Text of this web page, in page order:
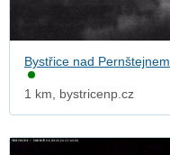
Bystřice nad Pernštejnem
1 km, bystricenp.cz